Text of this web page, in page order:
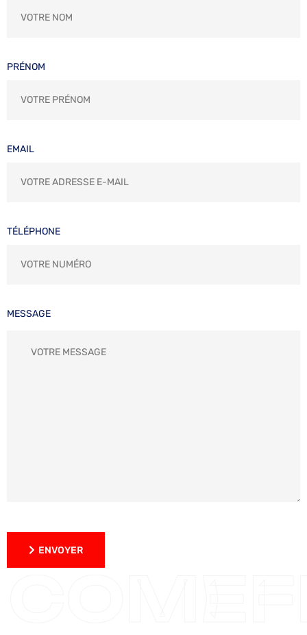
PRÉNOM
EMAIL
TÉLÉPHONE
MESSAGE
ENVOYER